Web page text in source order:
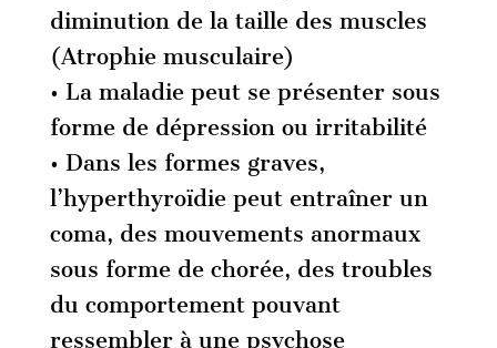
diminution de la taille des muscles
(Atrophie musculaire)
• La maladie peut se présenter sous
forme de dépression ou irritabilité
• Dans les formes graves,
l’hyperthyroïdie peut entraîner un
coma, des mouvements anormaux
sous forme de chorée, des troubles
du comportement pouvant
ressembler à une psychose